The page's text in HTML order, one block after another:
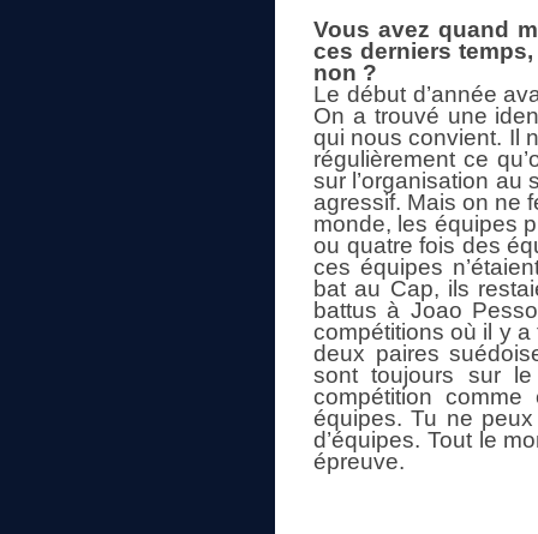
Vous avez quand
ces derniers
non ?
Le début d’année
On a trouvé une
qui nous convient. Il
régulièrement ce
sur l’organisation au
agressif. Mais on ne
monde, les équipes
ou quatre fois des
ces équipes
bat au Cap, ils
battus à Joao
compétitions où il y
deux paires
sont toujours sur
compétition
équipes. Tu ne
d’équipes. Tout le
épreuve.